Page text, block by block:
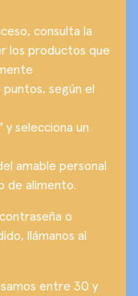
consulta la
los productos que
según el
y selecciona un
amable personal
de alimento.
o
llámanos al
entre 30 y